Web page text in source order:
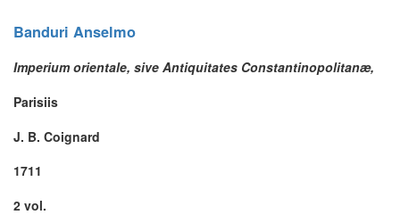
Banduri Anselmo
Imperium orientale, sive Antiquitates Constantinopolitanæ,
Parisiis
J. B. Coignard
1711
2 vol.